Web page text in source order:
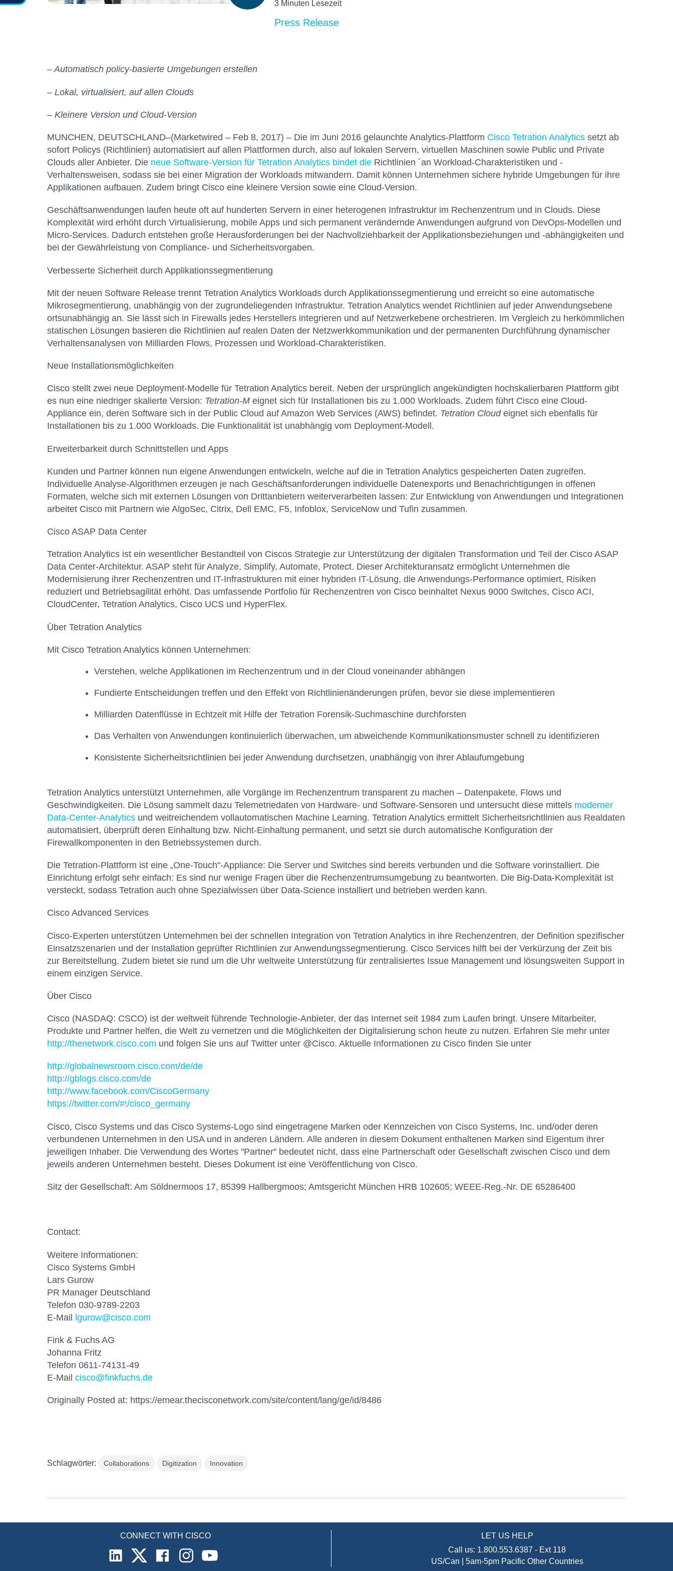
3 Minuten Lesezeit
Press Release
– Automatisch policy-basierte Umgebungen erstellen
– Lokal, virtualisiert, auf allen Clouds
– Kleinere Version und Cloud-Version
MUNCHEN, DEUTSCHLAND–(Marketwired – Feb 8, 2017) – Die im Juni 2016 gelaunchte Analytics-Plattform Cisco Tetration Analytics setzt ab
sofort Policys (Richtlinien) automatisiert auf allen Plattformen durch, also auf lokalen Servern, virtuellen Maschinen sowie Public und Private
Clouds aller Anbieter. Die neue Software-Version für Tetration Analytics bindet die Richtlinien ´an Workload-Charakteristiken und -
Verhaltensweisen, sodass sie bei einer Migration der Workloads mitwandern. Damit können Unternehmen sichere hybride Umgebungen für ihre
Applikationen aufbauen. Zudem bringt Cisco eine kleinere Version sowie eine Cloud-Version.
Geschäftsanwendungen laufen heute oft auf hunderten Servern in einer heterogenen Infrastruktur im Rechenzentrum und in Clouds. Diese
Komplexität wird erhöht durch Virtualisierung, mobile Apps und sich permanent verändernde Anwendungen aufgrund von DevOps-Modellen und
Micro-Services. Dadurch entstehen große Herausforderungen bei der Nachvollziehbarkeit der Applikationsbeziehungen und -abhängigkeiten und
bei der Gewährleistung von Compliance- und Sicherheitsvorgaben.
Verbesserte Sicherheit durch Applikationssegmentierung
Mit der neuen Software Release trennt Tetration Analytics Workloads durch Applikationssegmentierung und erreicht so eine automatische
Mikrosegmentierung, unabhängig von der zugrundeliegenden Infrastruktur. Tetration Analytics wendet Richtlinien auf jeder Anwendungsebene
ortsunabhängig an. Sie lässt sich in Firewalls jedes Herstellers integrieren und auf Netzwerkebene orchestrieren. Im Vergleich zu herkömmlichen
statischen Lösungen basieren die Richtlinien auf realen Daten der Netzwerkkommunikation und der permanenten Durchführung dynamischer
Verhaltensanalysen von Milliarden Flows, Prozessen und Workload-Charakteristiken.
Neue Installationsmöglichkeiten
Cisco stellt zwei neue Deployment-Modelle für Tetration Analytics bereit. Neben der ursprünglich angekündigten hochskalierbaren Plattform gibt
es nun eine niedriger skalierte Version: Tetration-M eignet sich für Installationen bis zu 1.000 Workloads. Zudem führt Cisco eine Cloud-
Appliance ein, deren Software sich in der Public Cloud auf Amazon Web Services (AWS) befindet. Tetration Cloudeignet sich ebenfalls für
Installationen bis zu 1.000 Workloads. Die Funktionalität ist unabhängig vom Deployment-Modell.
Erweiterbarkeit durch Schnittstellen und Apps
Kunden und Partner können nun eigene Anwendungen entwickeln, welche auf die in Tetration Analytics gespeicherten Daten zugreifen.
Individuelle Analyse-Algorithmen erzeugen je nach Geschäftsanforderungen individuelle Datenexports und Benachrichtigungen in offenen
Formaten, welche sich mit externen Lösungen von Drittanbietern weiterverarbeiten lassen: Zur Entwicklung von Anwendungen und Integrationen
arbeitet Cisco mit Partnern wie AlgoSec, Citrix, Dell EMC, F5, Infoblox, ServiceNow und Tufin zusammen.
Cisco ASAP Data Center
Tetration Analytics ist ein wesentlicher Bestandteil von Ciscos Strategie zur Unterstützung der digitalen Transformation und Teil der Cisco ASAP
Data Center-Architektur. ASAP steht für Analyze, Simplify, Automate, Protect. Dieser Architekturansatz ermöglicht Unternehmen die
Modernisierung ihrer Rechenzentren und IT-Infrastrukturen mit einer hybriden IT-Lösung, die Anwendungs-Performance optimiert, Risiken
reduziert und Betriebsagilität erhöht. Das umfassende Portfolio für Rechenzentren von Cisco beinhaltet Nexus 9000 Switches, Cisco ACI,
CloudCenter, Tetration Analytics, Cisco UCS und HyperFlex.
Über Tetration Analytics
Mit Cisco Tetration Analytics können Unternehmen:
Verstehen, welche Applikationen im Rechenzentrum und in der Cloud voneinander abhängen
Fundierte Entscheidungen treffen und den Effekt von Richtlinienänderungen prüfen, bevor sie diese implementieren
Milliarden Datenflüsse in Echtzeit mit Hilfe der Tetration Forensik-Suchmaschine durchforsten
Das Verhalten von Anwendungen kontinuierlich überwachen, um abweichende Kommunikationsmuster schnell zu identifizieren
Konsistente Sicherheitsrichtlinien bei jeder Anwendung durchsetzen, unabhängig von ihrer Ablaufumgebung
Tetration Analytics unterstützt Unternehmen, alle Vorgänge im Rechenzentrum transparent zu machen – Datenpakete, Flows und
Geschwindigkeiten. Die Lösung sammelt dazu Telemetriedaten von Hardware- und Software-Sensoren und untersucht diese mittels moderner
Data-Center-Analytics und weitreichendem vollautomatischen Machine Learning. Tetration Analytics ermittelt Sicherheitsrichtlinien aus Realdaten
automatisiert, überprüft deren Einhaltung bzw. Nicht-Einhaltung permanent, und setzt sie durch automatische Konfiguration der
Firewallkomponenten in den Betriebssystemen durch.
Die Tetration-Plattform ist eine „One-Touch"-Appliance: Die Server und Switches sind bereits verbunden und die Software vorinstalliert. Die
Einrichtung erfolgt sehr einfach: Es sind nur wenige Fragen über die Rechenzentrumsumgebung zu beantworten. Die Big-Data-Komplexität ist
versteckt, sodass Tetration auch ohne Spezialwissen über Data-Science installiert und betrieben werden kann.
Cisco Advanced Services
Cisco-Experten unterstützen Unternehmen bei der schnellen Integration von Tetration Analytics in ihre Rechenzentren, der Definition spezifischer
Einsatzszenarien und der Installation geprüfter Richtlinien zur Anwendungssegmentierung. Cisco Services hilft bei der Verkürzung der Zeit bis
zur Bereitstellung. Zudem bietet sie rund um die Uhr weltweite Unterstützung für zentralisiertes Issue Management und lösungsweiten Support in
einem einzigen Service.
Über Cisco
Cisco (NASDAQ: CSCO) ist der weltweit führende Technologie-Anbieter, der das Internet seit 1984 zum Laufen bringt. Unsere Mitarbeiter,
Produkte und Partner helfen, die Welt zu vernetzen und die Möglichkeiten der Digitalisierung schon heute zu nutzen. Erfahren Sie mehr unter
http://thenetwork.cisco.com und folgen Sie uns auf Twitter unter @Cisco. Aktuelle Informationen zu Cisco finden Sie unter
http://globalnewsroom.cisco.com/de/de
http://gblogs.cisco.com/de
http://www.facebook.com/CiscoGermany
https://twitter.com/#!/cisco_germany
Cisco, Cisco Systems und das Cisco Systems-Logo sind eingetragene Marken oder Kennzeichen von Cisco Systems, Inc. und/oder deren
verbundenen Unternehmen in den USA und in anderen Ländern. Alle anderen in diesem Dokument enthaltenen Marken sind Eigentum ihrer
jeweiligen Inhaber. Die Verwendung des Wortes "Partner" bedeutet nicht, dass eine Partnerschaft oder Gesellschaft zwischen Cisco und dem
jeweils anderen Unternehmen besteht. Dieses Dokument ist eine Veröffentlichung von Cisco.
Sitz der Gesellschaft: Am Söldnermoos 17, 85399 Hallbergmoos; Amtsgericht München HRB 102605; WEEE-Reg.-Nr. DE 65286400
Contact:
Weitere Informationen:
Cisco Systems GmbH
Lars Gurow
PR Manager Deutschland
Telefon 030-9789-2203
E-Mail lgurow@cisco.com
Fink & Fuchs AG
Johanna Fritz
Telefon 0611-74131-49
E-Mailcisco@finkfuchs.de
Originally Posted at: https://emear.thecisconetwork.com/site/content/lang/ge/id/8486
Schlagwörter: Collaborations Digitization Innovation
CONNECT WITH CISCO
LET US HELP
Call us: 1.800.553.6387 - Ext 118
US/Can | 5am-5pm Pacific Other Countries